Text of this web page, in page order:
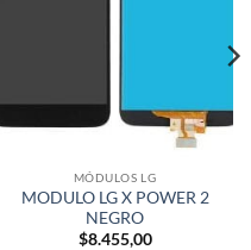
MÓDULOS LG
MODULO LG X POWER 2
NEGRO
$8.455,00